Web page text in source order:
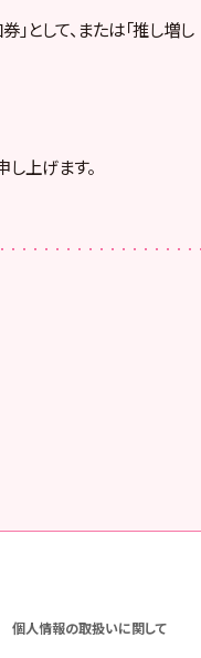
として、または「推し増し
上げます。
個人情報の取扱いに関して